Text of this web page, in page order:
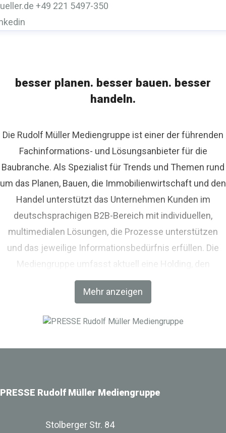
+49 221 5497-350
besser planen. besser bauen. besser
handeln.
Mehr anzeigen
Die Rudolf Müller Mediengruppe ist einer der führenden
Fachinformations- und Lösungsanbieter für die
Baubranche. Als Spezialist für Trends und Themen rund
um das Planen, Bauen, die Immobilienwirtschaft und den
Handel unterstützt das Unternehmen Kunden im
deutschsprachigen B2B-Bereich mit individuellen,
multimedialen Lösungen, die Prozesse unterstützen
und das jeweilige Informationsbedürfnis erfüllen. Die
Mediengruppe umfasst aktuell eine Holding, den
Fachverlag RM Rudolf Müller Medien und mit der BIM
World MUNICH eine Netzwerkplattform für Akteure der
PRESSE Rudolf Müller Mediengruppe
Stolberger Str. 84